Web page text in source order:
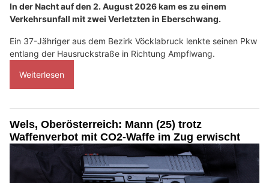
In der Nacht auf den 2. August 2026 kam es zu einem
Verkehrsunfall mit zwei Verletzten in Eberschwang.
Ein 37-Jähriger aus dem Bezirk Vöcklabruck lenkte seinen Pkw
entlang der Hausruckstraße in Richtung Ampflwang.
Weiterlesen
Wels, Oberösterreich: Mann (25) trotz
Waffenverbot mit CO2-Waffe im Zug erwischt